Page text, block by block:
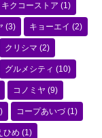
キクコーストア (1)
(3) キョーエイ (2)
クリシマ (2)
グルメシティ (10)
コノミヤ (9)
コープあいづ(1)
ひめ (1)